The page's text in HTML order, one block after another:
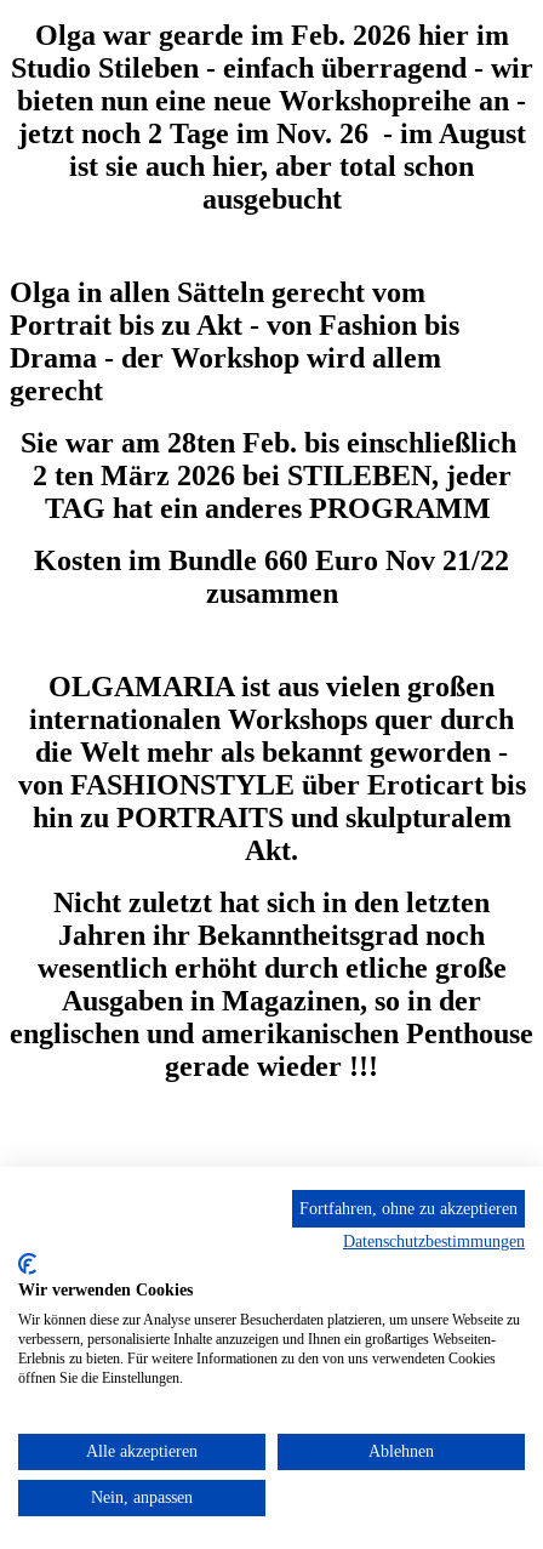
Olga war gearde im Feb. 2026 hier im
Studio Stileben - einfach überragend - wir
bieten nun eine neue Workshopreihe an -
jetzt noch 2 Tage im Nov. 26 - im August
ist sie auch hier, aber total schon
ausgebucht
Olga in allen Sätteln gerecht vom
Portrait bis zu Akt - von Fashion bis
Drama - der Workshop wird allem
gerecht
Sie war am 28ten Feb. bis einschließlich
2 ten März 2026 bei STILEBEN, jeder
TAG hat ein anderes PROGRAMM
Kosten im Bundle 660 Euro Nov 21/22
zusammen
OLGAMARIA ist aus vielen großen
internationalen Workshops quer durch
die Welt mehr als bekannt geworden -
von FASHIONSTYLE über Eroticart bis
hin zu PORTRAITS und skulpturalem
Akt.
Nicht zuletzt hat sich in den letzten
Jahren ihr Bekanntheitsgrad noch
wesentlich erhöht durch etliche große
Ausgaben in Magazinen, so in der
englischen und amerikanischen Penthouse
gerade wieder !!!
21
Nov.
2026
Model OLGMARIA VEIDE international
bekannt aus vielen großen Workshops
waren mehr als überzeugend - Akt -
FASHION - Portrait - Erotikart -
einzigartig gut und in allen Belangen
Fortfahren, ohne zu akzeptieren
Datenschutzbestimmungen
Wir verwenden Cookies
Wir können diese zur Analyse unserer Besucherdaten platzieren, um unsere Webseite zu
verbessern, personalisierte Inhalte anzuzeigen und Ihnen ein großartiges Webseiten-
Erlebnis zu bieten. Für weitere Informationen zu den von uns verwendeten Cookies
öffnen Sie die Einstellungen.
Alle akzeptieren Ablehnen
Nein, anpassen